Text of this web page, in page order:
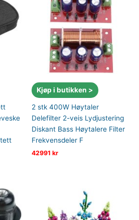
Kjøp i butikken >
2 stk 400W Høytaler
Delefilter 2-veis Lydjustering
Diskant Bass Høytalere Filter
Frekvensdeler F
42991 kr